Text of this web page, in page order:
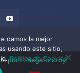
por El Megáfono by
damos la mejor
usando este sitio,
Política de Cookies